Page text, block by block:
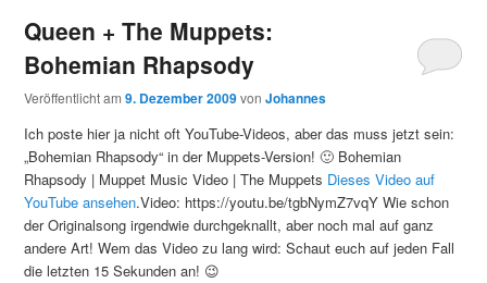
Queen + The Muppets:
Bohemian Rhapsody
Veröffentlicht am9. Dezember 2009vonJohannes
Ich poste hier ja nicht oft YouTube-Videos, aber das muss jetzt sein:
„Bohemian Rhapsody“ in der Muppets-Version! 🙂 Bohemian
Rhapsody | Muppet Music Video | The Muppets Dieses Video auf
YouTube ansehen.Video: https://youtu.be/tgbNymZ7vqY Wie schon
der Originalsong irgendwie durchgeknallt, aber noch mal auf ganz
andere Art! Wem das Video zu lang wird: Schaut euch auf jeden Fall
die letzten 15 Sekunden an! 😉